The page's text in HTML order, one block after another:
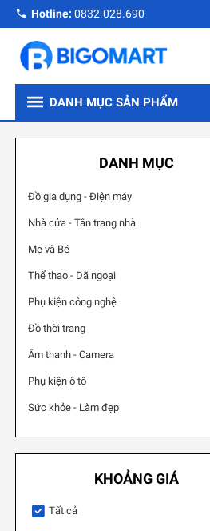
Hotline: 0832.028.690
DANH MỤC SẢN PHẨM
DANH MỤC
Đồ gia dụng - Điện máy
Nhà cửa - Tân trang nhà
Mẹ và Bé
Thể thao - Dã ngoại
Phụ kiện công nghệ
Đồ thời trang
Âm thanh - Camera
Phụ kiện ô tô
Sức khỏe - Làm đẹp
KHOẢNG GIÁ
Tất cả